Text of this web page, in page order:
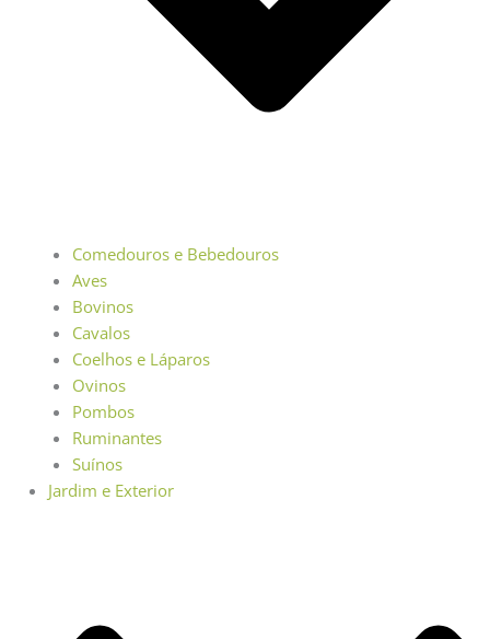
Comedouros e Bebedouros
Aves
Bovinos
Cavalos
Coelhos e Láparos
Ovinos
Pombos
Ruminantes
Suínos
Jardim e Exterior